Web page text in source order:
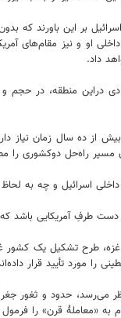
بر این باورند که
او و نیز مقام‌های
داد.
دراین منطقه، در
از ده سال زمان نیاز
مسیر راه‌حل دوکشوری را
اسرائیل و چه به
طرفِ آمریکایی باشد
طرح تشکیل یک کشور
را مورد تأیید قرار
می‌رسد، حدود و ثغور